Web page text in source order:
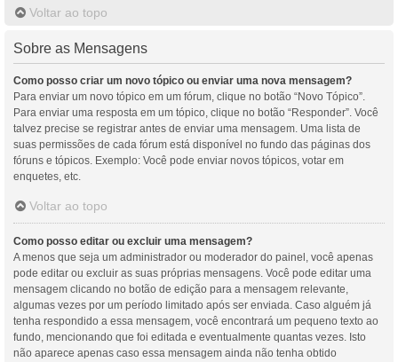
Voltar ao topo
Sobre as Mensagens
Como posso criar um novo tópico ou enviar uma nova mensagem?
Para enviar um novo tópico em um fórum, clique no botão “Novo Tópico”.
Para enviar uma resposta em um tópico, clique no botão “Responder”. Você
talvez precise se registrar antes de enviar uma mensagem. Uma lista de
suas permissões de cada fórum está disponível no fundo das páginas dos
fóruns e tópicos. Exemplo: Você pode enviar novos tópicos, votar em
enquetes, etc.
Voltar ao topo
Como posso editar ou excluir uma mensagem?
A menos que seja um administrador ou moderador do painel, você apenas
pode editar ou excluir as suas próprias mensagens. Você pode editar uma
mensagem clicando no botão de edição para a mensagem relevante,
algumas vezes por um período limitado após ser enviada. Caso alguém já
tenha respondido a essa mensagem, você encontrará um pequeno texto ao
fundo, mencionando que foi editada e eventualmente quantas vezes. Isto
não aparece apenas caso essa mensagem ainda não tenha obtido